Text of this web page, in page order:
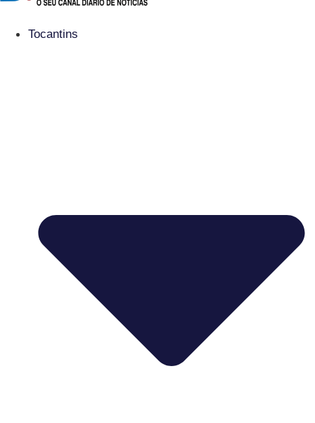
Tocantins